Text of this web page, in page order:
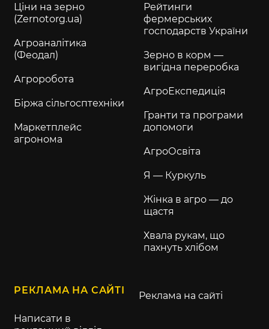
Ціни на зерно
(Zernotorg.ua)
Агроаналітика
(Феодал)
Агроробота
Біржа сільгосптехніки
Маркетплейс
агронома
Рейтинги
фермерських
господарств України
Зерно в корм —
вигідна переробка
АгроЕкспедиція
Гранти та програми
допомоги
АгроОсвіта
Я — Куркуль
Жінка в агро — до
щастя
Хвала рукам, що
пахнуть хлібом
РЕКЛАМА НА САЙТІ
Написати в
Реклама на сайті